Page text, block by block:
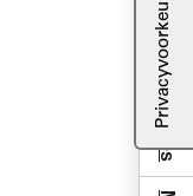
Uw privacy-opties